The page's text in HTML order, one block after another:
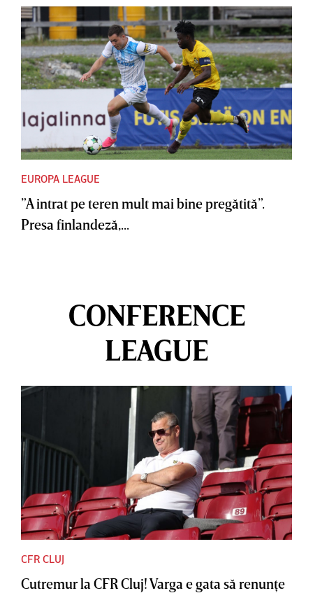
EUROPA LEAGUE
”A intrat pe teren mult mai bine pregătită”.
Presa finlandeză,...
CONFERENCE
LEAGUE
CFR CLUJ
Cutremur la CFR Cluj! Varga e gata să renunţe